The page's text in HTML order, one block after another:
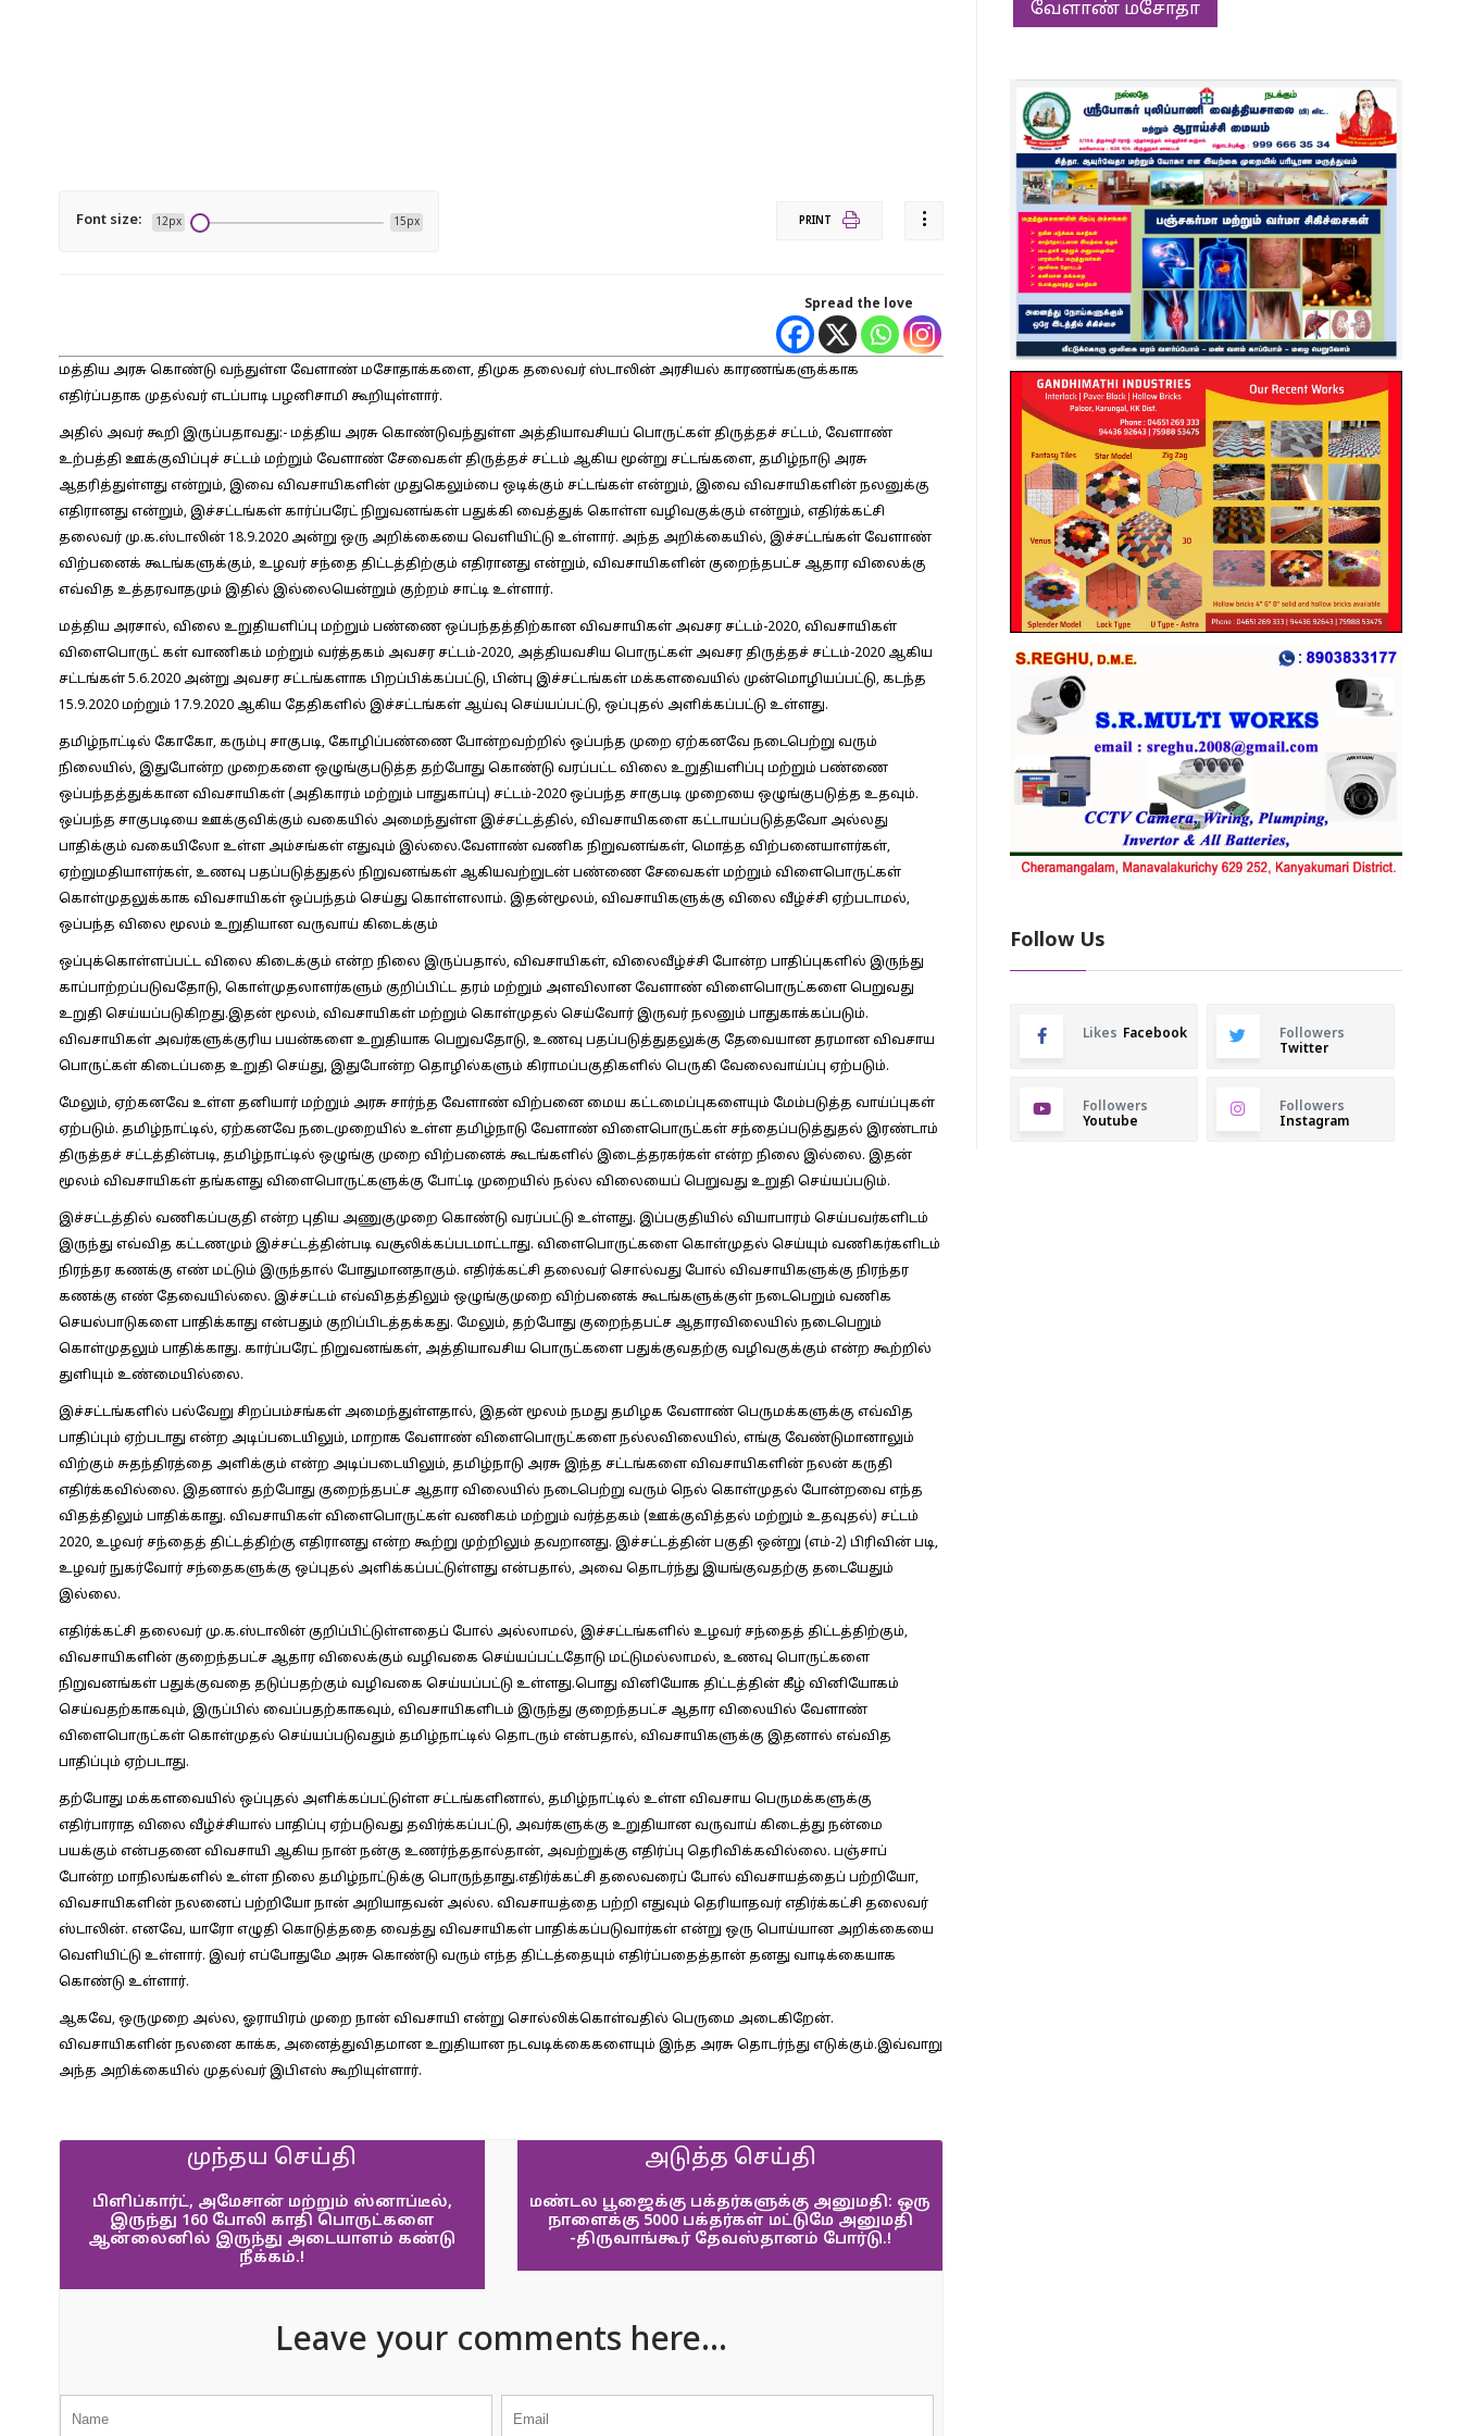
Font size: 12px 15px PRINT
Spread the love
மத்திய அரசு கொண்டு வந்துள்ள வேளாண் மசோதாக்களை, திமுக தலைவர் ஸ்டாலின் அரசியல் காரணங்களுக்காக
எதிர்ப்பதாக முதல்வர் எடப்பாடி பழனிசாமி கூறியுள்ளார்.
அதில் அவர் கூறி இருப்பதாவது:- மத்திய அரசு கொண்டுவந்துள்ள அத்தியாவசியப் பொருட்கள் திருத்தச் சட்டம், வேளாண்
உற்பத்தி ஊக்குவிப்புச் சட்டம் மற்றும் வேளாண் சேவைகள் திருத்தச் சட்டம் ஆகிய மூன்று சட்டங்களை, தமிழ்நாடு அரசு
ஆதரித்துள்ளது என்றும், இவை விவசாயிகளின் முதுகெலும்பை ஒடிக்கும் சட்டங்கள் என்றும், இவை விவசாயிகளின் நலனுக்கு
எதிரானது என்றும், இச்சட்டங்கள் கார்ப்பரேட் நிறுவனங்கள் பதுக்கி வைத்துக் கொள்ள வழிவகுக்கும் என்றும், எதிர்க்கட்சி
தலைவர் மு.க.ஸ்டாலின் 18.9.2020 அன்று ஒரு அறிக்கையை வெளியிட்டு உள்ளார். அந்த அறிக்கையில், இச்சட்டங்கள் வேளாண்
விற்பனைக் கூடங்களுக்கும், உழவர் சந்தை திட்டத்திற்கும் எதிரானது என்றும், விவசாயிகளின் குறைந்தபட்ச ஆதார விலைக்கு
எவ்வித உத்தரவாதமும் இதில் இல்லையென்றும் குற்றம் சாட்டி உள்ளார்.
மத்திய அரசால், விலை உறுதியளிப்பு மற்றும் பண்ணை ஒப்பந்தத்திற்கான விவசாயிகள் அவசர சட்டம்-2020, விவசாயிகள்
விளைபொருட் கள் வாணிகம் மற்றும் வர்த்தகம் அவசர சட்டம்-2020, அத்தியவசிய பொருட்கள் அவசர திருத்தச் சட்டம்-2020 ஆகிய
சட்டங்கள் 5.6.2020 அன்று அவசர சட்டங்களாக பிறப்பிக்கப்பட்டு, பின்பு இச்சட்டங்கள் மக்களவையில் முன்மொழியப்பட்டு, கடந்த
15.9.2020 மற்றும் 17.9.2020 ஆகிய தேதிகளில் இச்சட்டங்கள் ஆய்வு செய்யப்பட்டு, ஒப்புதல் அளிக்கப்பட்டு உள்ளது.
தமிழ்நாட்டில் கோகோ, கரும்பு சாகுபடி, கோழிப்பண்ணை போன்றவற்றில் ஒப்பந்த முறை ஏற்கனவே நடைபெற்று வரும்
நிலையில், இதுபோன்ற முறைகளை ஒழுங்குபடுத்த தற்போது கொண்டு வரப்பட்ட விலை உறுதியளிப்பு மற்றும் பண்ணை
ஒப்பந்தத்துக்கான விவசாயிகள் (அதிகாரம் மற்றும் பாதுகாப்பு) சட்டம்-2020 ஒப்பந்த சாகுபடி முறையை ஒழுங்குபடுத்த உதவும்.
ஒப்பந்த சாகுபடியை ஊக்குவிக்கும் வகையில் அமைந்துள்ள இச்சட்டத்தில், விவசாயிகளை கட்டாயப்படுத்தவோ அல்லது
பாதிக்கும் வகையிலோ உள்ள அம்சங்கள் எதுவும் இல்லை.வேளாண் வணிக நிறுவனங்கள், மொத்த விற்பனையாளர்கள்,
ஏற்றுமதியாளர்கள், உணவு பதப்படுத்துதல் நிறுவனங்கள் ஆகியவற்றுடன் பண்ணை சேவைகள் மற்றும் விளைபொருட்கள்
கொள்முதலுக்காக விவசாயிகள் ஒப்பந்தம் செய்து கொள்ளலாம். இதன்மூலம், விவசாயிகளுக்கு விலை வீழ்ச்சி ஏற்படாமல்,
ஒப்பந்த விலை மூலம் உறுதியான வருவாய் கிடைக்கும்
ஒப்புக்கொள்ளப்பட்ட விலை கிடைக்கும் என்ற நிலை இருப்பதால், விவசாயிகள், விலைவீழ்ச்சி போன்ற பாதிப்புகளில் இருந்து
காப்பாற்றப்படுவதோடு, கொள்முதலாளர்களும் குறிப்பிட்ட தரம் மற்றும் அளவிலான வேளாண் விளைபொருட்களை பெறுவது
உறுதி செய்யப்படுகிறது.இதன் மூலம், விவசாயிகள் மற்றும் கொள்முதல் செய்வோர் இருவர் நலனும் பாதுகாக்கப்படும்.
விவசாயிகள் அவர்களுக்குரிய பயன்களை உறுதியாக பெறுவதோடு, உணவு பதப்படுத்துதலுக்கு தேவையான தரமான விவசாய
பொருட்கள் கிடைப்பதை உறுதி செய்து, இதுபோன்ற தொழில்களும் கிராமப்பகுதிகளில் பெருகி வேலைவாய்ப்பு ஏற்படும்.
மேலும், ஏற்கனவே உள்ள தனியார் மற்றும் அரசு சார்ந்த வேளாண் விற்பனை மைய கட்டமைப்புகளையும் மேம்படுத்த வாய்ப்புகள்
ஏற்படும். தமிழ்நாட்டில், ஏற்கனவே நடைமுறையில் உள்ள தமிழ்நாடு வேளாண் விளைபொருட்கள் சந்தைப்படுத்துதல் இரண்டாம்
திருத்தச் சட்டத்தின்படி, தமிழ்நாட்டில் ஒழுங்கு முறை விற்பனைக் கூடங்களில் இடைத்தரகர்கள் என்ற நிலை இல்லை. இதன்
மூலம் விவசாயிகள் தங்களது விளைபொருட்களுக்கு போட்டி முறையில் நல்ல விலையைப் பெறுவது உறுதி செய்யப்படும்.
இச்சட்டத்தில் வணிகப்பகுதி என்ற புதிய அணுகுமுறை கொண்டு வரப்பட்டு உள்ளது. இப்பகுதியில் வியாபாரம் செய்பவர்களிடம்
இருந்து எவ்வித கட்டணமும் இச்சட்டத்தின்படி வசூலிக்கப்படமாட்டாது. விளைபொருட்களை கொள்முதல் செய்யும் வணிகர்களிடம்
நிரந்தர கணக்கு எண் மட்டும் இருந்தால் போதுமானதாகும். எதிர்க்கட்சி தலைவர் சொல்வது போல் விவசாயிகளுக்கு நிரந்தர
கணக்கு எண் தேவையில்லை. இச்சட்டம் எவ்விதத்திலும் ஒழுங்குமுறை விற்பனைக் கூடங்களுக்குள் நடைபெறும் வணிக
செயல்பாடுகளை பாதிக்காது என்பதும் குறிப்பிடத்தக்கது. மேலும், தற்போது குறைந்தபட்ச ஆதாரவிலையில் நடைபெறும்
கொள்முதலும் பாதிக்காது. கார்ப்பரேட் நிறுவனங்கள், அத்தியாவசிய பொருட்களை பதுக்குவதற்கு வழிவகுக்கும் என்ற கூற்றில்
துளியும் உண்மையில்லை.
இச்சட்டங்களில் பல்வேறு சிறப்பம்சங்கள் அமைந்துள்ளதால், இதன் மூலம் நமது தமிழக வேளாண் பெருமக்களுக்கு எவ்வித
பாதிப்பும் ஏற்படாது என்ற அடிப்படையிலும், மாறாக வேளாண் விளைபொருட்களை நல்லவிலையில், எங்கு வேண்டுமானாலும்
விற்கும் சுதந்திரத்தை அளிக்கும் என்ற அடிப்படையிலும், தமிழ்நாடு அரசு இந்த சட்டங்களை விவசாயிகளின் நலன் கருதி
எதிர்க்கவில்லை. இதனால் தற்போது குறைந்தபட்ச ஆதார விலையில் நடைபெற்று வரும் நெல் கொள்முதல் போன்றவை எந்த
விதத்திலும் பாதிக்காது. விவசாயிகள் விளைபொருட்கள் வணிகம் மற்றும் வர்த்தகம் (ஊக்குவித்தல் மற்றும் உதவுதல்) சட்டம்
2020, உழவர் சந்தைத் திட்டத்திற்கு எதிரானது என்ற கூற்று முற்றிலும் தவறானது. இச்சட்டத்தின் பகுதி ஒன்று (எம்-2) பிரிவின் படி,
உழவர் நுகர்வோர் சந்தைகளுக்கு ஒப்புதல் அளிக்கப்பட்டுள்ளது என்பதால், அவை தொடர்ந்து இயங்குவதற்கு தடையேதும்
இல்லை.
எதிர்க்கட்சி தலைவர் மு.க.ஸ்டாலின் குறிப்பிட்டுள்ளதைப் போல் அல்லாமல், இச்சட்டங்களில் உழவர் சந்தைத் திட்டத்திற்கும்,
விவசாயிகளின் குறைந்தபட்ச ஆதார விலைக்கும் வழிவகை செய்யப்பட்டதோடு மட்டுமல்லாமல், உணவு பொருட்களை
நிறுவனங்கள் பதுக்குவதை தடுப்பதற்கும் வழிவகை செய்யப்பட்டு உள்ளது.பொது வினியோக திட்டத்தின் கீழ் வினியோகம்
செய்வதற்காகவும், இருப்பில் வைப்பதற்காகவும், விவசாயிகளிடம் இருந்து குறைந்தபட்ச ஆதார விலையில் வேளாண்
விளைபொருட்கள் கொள்முதல் செய்யப்படுவதும் தமிழ்நாட்டில் தொடரும் என்பதால், விவசாயிகளுக்கு இதனால் எவ்வித
பாதிப்பும் ஏற்படாது.
தற்போது மக்களவையில் ஒப்புதல் அளிக்கப்பட்டுள்ள சட்டங்களினால், தமிழ்நாட்டில் உள்ள விவசாய பெருமக்களுக்கு
எதிர்பாராத விலை வீழ்ச்சியால் பாதிப்பு ஏற்படுவது தவிர்க்கப்பட்டு, அவர்களுக்கு உறுதியான வருவாய் கிடைத்து நன்மை
பயக்கும் என்பதனை விவசாயி ஆகிய நான் நன்கு உணர்ந்ததால்தான், அவற்றுக்கு எதிர்ப்பு தெரிவிக்கவில்லை. பஞ்சாப்
போன்ற மாநிலங்களில் உள்ள நிலை தமிழ்நாட்டுக்கு பொருந்தாது.எதிர்க்கட்சி தலைவரைப் போல் விவசாயத்தைப் பற்றியோ,
விவசாயிகளின் நலனைப் பற்றியோ நான் அறியாதவன் அல்ல. விவசாயத்தை பற்றி எதுவும் தெரியாதவர் எதிர்க்கட்சி தலைவர்
ஸ்டாலின். எனவே, யாரோ எழுதி கொடுத்ததை வைத்து விவசாயிகள் பாதிக்கப்படுவார்கள் என்று ஒரு பொய்யான அறிக்கையை
வெளியிட்டு உள்ளார். இவர் எப்போதுமே அரசு கொண்டு வரும் எந்த திட்டத்தையும் எதிர்ப்பதைத்தான் தனது வாடிக்கையாக
கொண்டு உள்ளார்.
ஆகவே, ஒருமுறை அல்ல, ஓராயிரம் முறை நான் விவசாயி என்று சொல்லிக்கொள்வதில் பெருமை அடைகிறேன்.
விவசாயிகளின் நலனை காக்க, அனைத்துவிதமான உறுதியான நடவடிக்கைகளையும் இந்த அரசு தொடர்ந்து எடுக்கும்.இவ்வாறு
அந்த அறிக்கையில் முதல்வர் இபிஎஸ் கூறியுள்ளார்.
முந்தய செய்தி
பிளிப்கார்ட், அமேசான் மற்றும் ஸ்னாப்டீல்,
இருந்து 160 போலி காதி பொருட்களை
ஆன்லைனில் இருந்து அடையாளம் கண்டு
நீக்கம்.!
அடுத்த செய்தி
மண்டல பூஜைக்கு பக்தர்களுக்கு அனுமதி: ஒரு
நாளைக்கு 5000 பக்தர்கள் மட்டுமே அனுமதி
-திருவாங்கூர் தேவஸ்தானம் போர்டு.!
Leave your comments here...
வேளாண் மசோதா
Follow Us
Likes Facebook
Followers
Twitter
Followers
Youtube
Followers
Instagram